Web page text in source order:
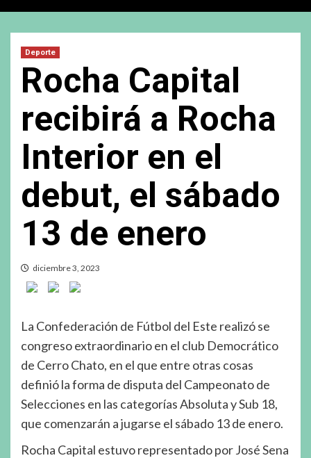
Deporte
Rocha Capital
recibirá a Rocha
Interior en el
debut, el sábado
13 de enero
diciembre 3, 2023
La Confederación de Fútbol del Este realizó se
congreso extraordinario en el club Democrático
de Cerro Chato, en el que entre otras cosas
definió la forma de disputa del Campeonato de
Selecciones en las categorías Absoluta y Sub 18,
que comenzarán a jugarse el sábado 13 de enero.
Rocha Capital estuvo representado por José Sena